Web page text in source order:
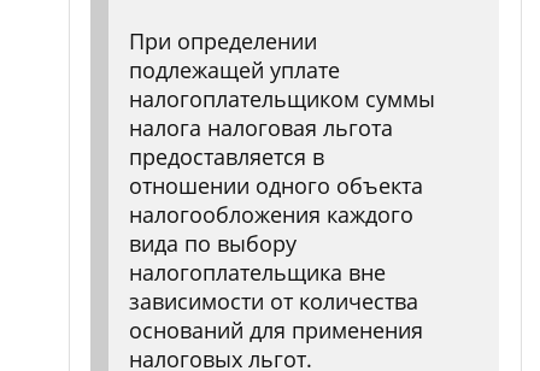
При определении
подлежащей уплате
налогоплательщиком суммы
налога налоговая льгота
предоставляется в
отношении одного объекта
налогообложения каждого
вида по выбору
налогоплательщика вне
зависимости от количества
оснований для применения
налоговых льгот.